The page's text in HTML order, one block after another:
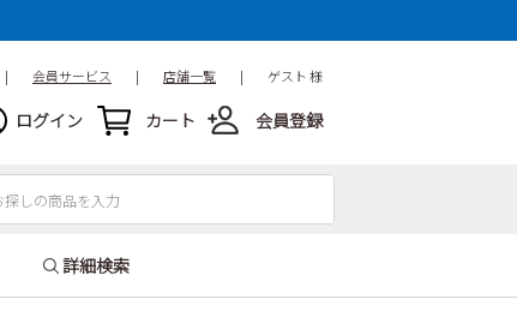
| 会員サービス | 店舗一覧 | ゲスト 様
ログイン カート 会員登録
詳細検索